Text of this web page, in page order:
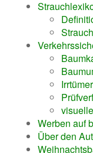
Irrtümer
Werben auf
Über den